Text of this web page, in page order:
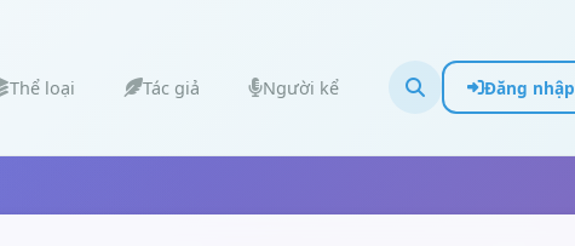
Thể loại Tác giả Người kể Đăng nhập